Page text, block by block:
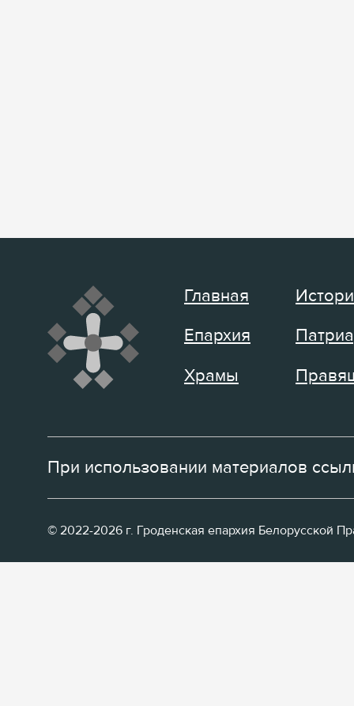
Главная
Епархия
Храмы
При использовании материалов
© 2022-2026 г. Гроденская епархия Белорусской